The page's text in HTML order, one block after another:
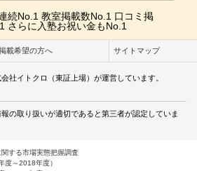
載希望の方へ サイトマップ
会社イトクロ（東証上場）が運営しています。
の取り扱いが適切であると第三者が認定していま
する市場実態把握調査
度～2018年度）